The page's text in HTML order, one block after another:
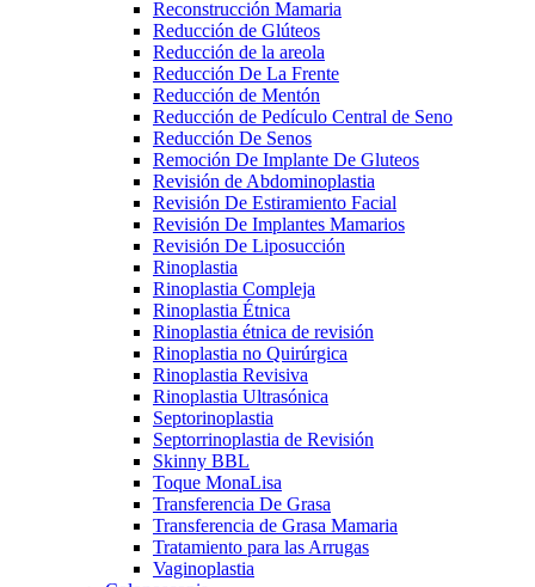
Reconstrucción Mamaria
Reducción de Glúteos
Reducción de la areola
Reducción De La Frente
Reducción de Mentón
Reducción de Pedículo Central de Seno
Reducción De Senos
Remoción De Implante De Gluteos
Revisión de Abdominoplastia
Revisión De Estiramiento Facial
Revisión De Implantes Mamarios
Revisión De Liposucción
Rinoplastia
Rinoplastia Compleja
Rinoplastia Étnica
Rinoplastia étnica de revisión
Rinoplastia no Quirúrgica
Rinoplastia Revisiva
Rinoplastia Ultrasónica
Septorinoplastia
Septorrinoplastia de Revisión
Skinny BBL
Toque MonaLisa
Transferencia De Grasa
Transferencia de Grasa Mamaria
Tratamiento para las Arrugas
Vaginoplastia